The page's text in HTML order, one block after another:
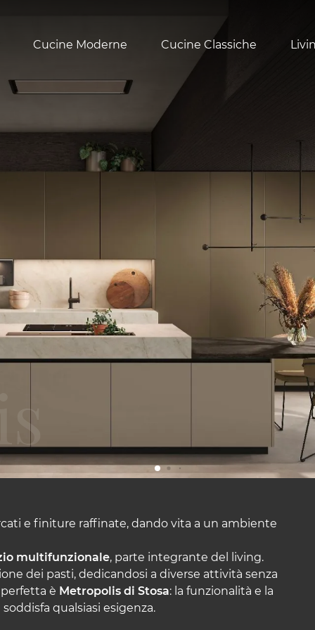
Cucine Moderne Cucine Classiche
e finiture raffinate, dando vita a un ambiente
multifunzionale, parte integrante del living.
dei pasti, dedicandosi a diverse attività senza
è Metropolis di Stosa: la funzionalità e la
qualsiasi esigenza.